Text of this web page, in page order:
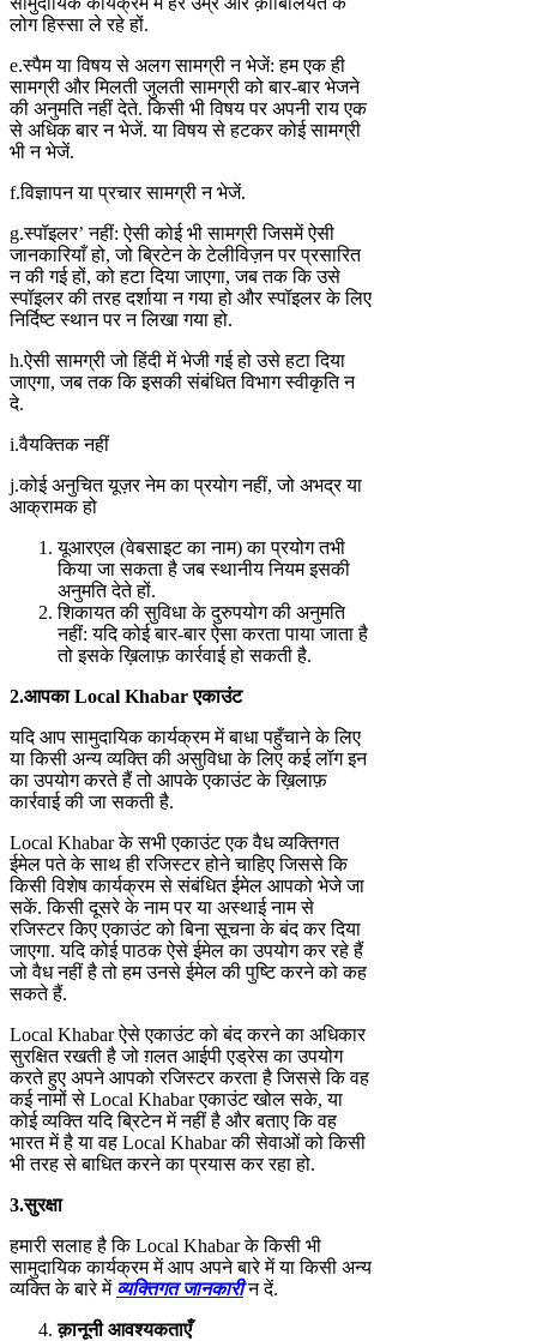
लोग हिस्सा ले रहे हों.
e.स्पैम या विषय से अलग सामग्री न भेजें: हम एक ही
सामग्री और मिलती जुलती सामग्री को बार-बार भेजने
की अनुमति नहीं देते. किसी भी विषय पर अपनी राय एक
से अधिक बार न भेजें. या विषय से हटकर कोई सामग्री
भी न भेजें.
f.विज्ञापन या प्रचार सामग्री न भेजें.
g.स्पॉइलर’ नहीं: ऐसी कोई भी सामग्री जिसमें ऐसी
जानकारियाँ हो, जो ब्रिटेन के टेलीविज़न पर प्रसारित
न की गई हों, को हटा दिया जाएगा, जब तक कि उसे
स्पॉइलर की तरह दर्शाया न गया हो और स्पॉइलर के लिए
निर्दिष्ट स्थान पर न लिखा गया हो.
h.ऐसी सामग्री जो हिंदी में भेजी गई हो उसे हटा दिया
जाएगा, जब तक कि इसकी संबंधित विभाग स्वीकृति न
दे.
i.वैयक्तिक नहीं
j.कोई अनुचित यूज़र नेम का प्रयोग नहीं, जो अभद्र या
आक्रामक हो
यूआरएल (वेबसाइट का नाम) का प्रयोग तभी
किया जा सकता है जब स्थानीय नियम इसकी
अनुमति देते हों.
शिकायत की सुविधा के दुरुपयोग की अनुमति
नहीं: यदि कोई बार-बार ऐसा करता पाया जाता है
तो इसके ख़िलाफ़ कार्रवाई हो सकती है.
2.आपकाLocal Khabarएकाउंट
यदि आप सामुदायिक कार्यक्रम में बाधा पहुँचाने के लिए
या किसी अन्य व्यक्ति की असुविधा के लिए कई लॉग इन
का उपयोग करते हैं तो आपके एकाउंट के ख़िलाफ़
कार्रवाई की जा सकती है.
Local Khabar के सभी एकाउंट एक वैध व्यक्तिगत
ईमेल पते के साथ ही रजिस्टर होने चाहिए जिससे कि
किसी विशेष कार्यक्रम से संबंधित ईमेल आपको भेजे जा
सकें. किसी दूसरे के नाम पर या अस्थाई नाम से
रजिस्टर किए एकाउंट को बिना सूचना के बंद कर दिया
जाएगा. यदि कोई पाठक ऐसे ईमेल का उपयोग कर रहे हैं
जो वैध नहीं है तो हम उनसे ईमेल की पुष्टि करने को कह
सकते हैं.
Local Khabar ऐसे एकाउंट को बंद करने का अधिकार
सुरक्षित रखती है जो ग़लत आईपी एड्रेस का उपयोग
करते हुए अपने आपको रजिस्टर करता है जिससे कि वह
कई नामों से Local Khabar एकाउंट खोल सके, या
कोई व्यक्ति यदि ब्रिटेन में नहीं है और बताए कि वह
भारत में है या वह Local Khabar की सेवाओं को किसी
भी तरह से बाधित करने का प्रयास कर रहा हो.
3.सुरक्षा
हमारी सलाह है कि Local Khabar के किसी भी
सामुदायिक कार्यक्रम में आप अपने बारे में या किसी अन्य
व्यक्ति के बारे में व्यक्तिगत जानकारीन दें.
क़ानूनी आवश्यकताएँ